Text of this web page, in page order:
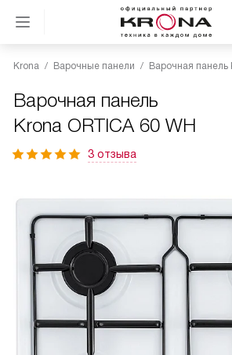
Krona Варочные панели Варочная панель
Варочная панель
Krona ORTICA 60 WH
3 отзыва